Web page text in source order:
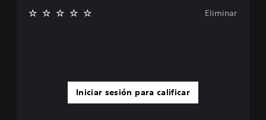
Iniciar sesión para calificar
Eliminar